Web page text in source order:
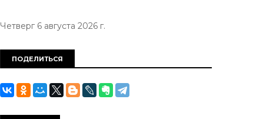
Четверг 6 августа 2026 г.
ПОДЕЛИТЬСЯ